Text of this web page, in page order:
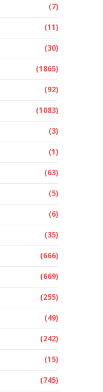
(7)
(11)
(30)
(1865)
(92)
(1083)
(3)
(1)
(63)
(5)
(6)
(35)
(666)
(669)
(255)
(49)
(242)
(15)
(745)